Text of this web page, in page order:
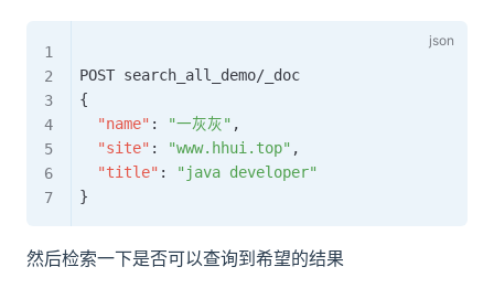
{
"name" : "一灰灰" ,
"site" : "www.hhui.top" ,
"title" :
"java developer"
}
然后检索一下是否可以查询到希望的结果